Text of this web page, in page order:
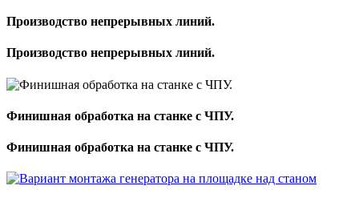
Производство непрерывных линий.
Производство непрерывных линий.
Финишная обработка на станке с ЧПУ.
Финишная обработка на станке с ЧПУ.